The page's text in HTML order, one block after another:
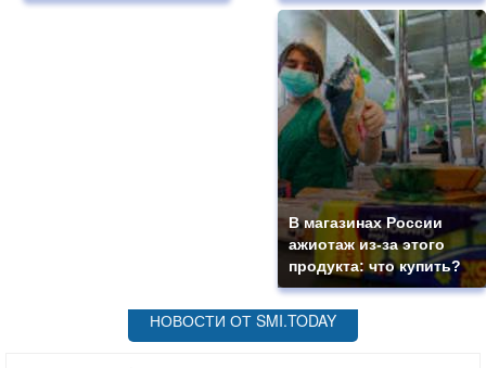
В магазинах России
ажиотаж из-за этого
продукта: что купить?